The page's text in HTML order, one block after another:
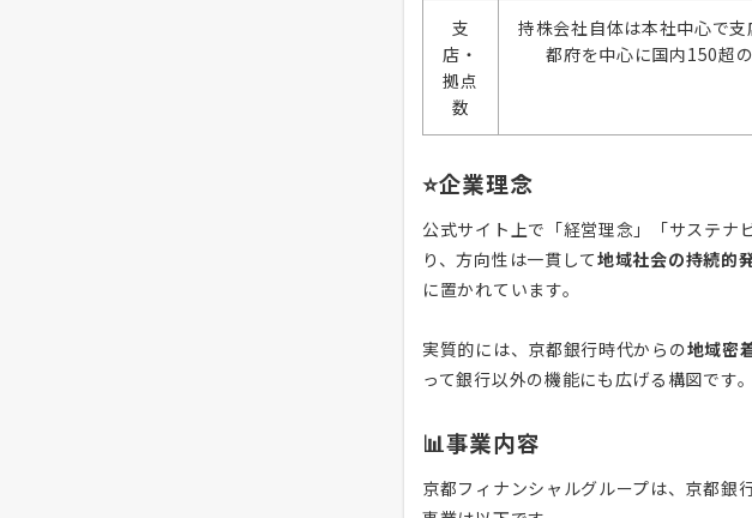
支
店・
拠点
数
持株会社自体は本社中心で
都府を中心に国内150超
⭐企業理念
公式サイト上で「経営理念」「サステナ
り、方向性は一貫して地域社会の持続的
に置かれています。
実質的には、京都銀行時代からの地域密
って銀行以外の機能にも広げる構図です
📊事業内容
京都フィナンシャルグループは、京都銀